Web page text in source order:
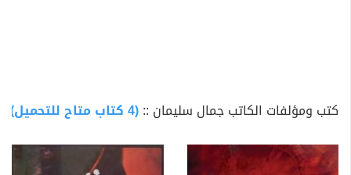
كتب ومؤلفات الكاتب جمال سليمان ::(4 كتاب متاح للتحميل)